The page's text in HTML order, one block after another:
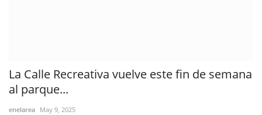
La Calle Recreativa vuelve este fin de semana
al parque...
enelarea May 9, 2025